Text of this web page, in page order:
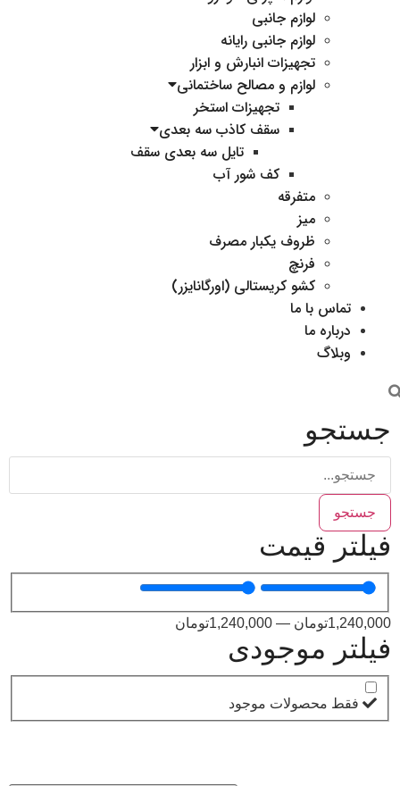
لوازم جانبی
لوازم جانبی رایانه
تجهیزات انبارش و ابزار
لوازم و مصالح ساختمانی
تجهیزات استخر
سقف کاذب سه بعدی
تایل سه بعدی سقف
کف شور آب
متفرقه
میز
ظروف یکبار مصرف
فرنچ
کشو کریستالی (اورگانایزر)
تماس با ما
درباره ما
وبلاگ
جستجو
قیمت
تومان—
1,240,000تومان
موجودی
فقط محصولات موجود